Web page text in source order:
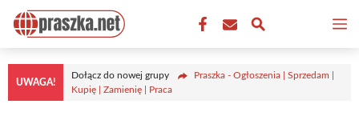
Przejdź
treści
UWAGA!
Dołącz do nowej grupy
Praszka - Ogłoszenia | Sprzedam |
Kupię | Zamienię | Praca